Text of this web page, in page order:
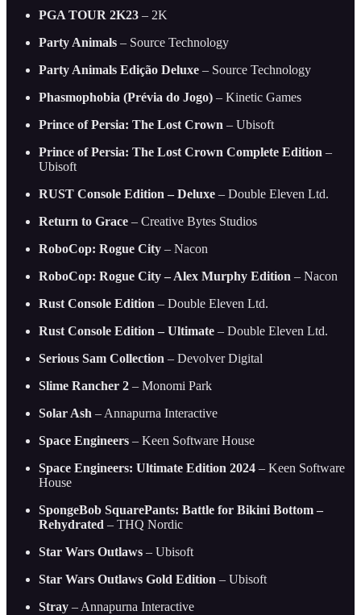
PGA TOUR 2K23 – 2K
Party Animals – Source Technology
Party Animals Edição Deluxe – Source Technology
Phasmophobia (Prévia do Jogo) – Kinetic Games
Prince of Persia: The Lost Crown – Ubisoft
Prince of Persia: The Lost Crown Complete Edition –
Ubisoft
RUST Console Edition – Deluxe – Double Eleven Ltd.
Return to Grace – Creative Bytes Studios
RoboCop: Rogue City – Nacon
RoboCop: Rogue City – Alex Murphy Edition – Nacon
Rust Console Edition – Double Eleven Ltd.
Rust Console Edition – Ultimate – Double Eleven Ltd.
Serious Sam Collection – Devolver Digital
Slime Rancher 2 – Monomi Park
Solar Ash – Annapurna Interactive
Space Engineers – Keen Software House
Space Engineers: Ultimate Edition 2024 – Keen Software
House
SpongeBob SquarePants: Battle for Bikini Bottom –
Rehydrated – THQ Nordic
Star Wars Outlaws – Ubisoft
Star Wars Outlaws Gold Edition – Ubisoft
Stray – Annapurna Interactive